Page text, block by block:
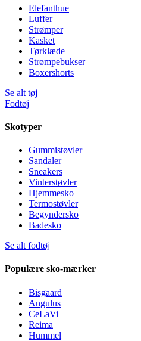
Elefanthue
Luffer
Strømper
Kasket
Tørklæde
Strømpebukser
Boxershorts
Se alt tøj
Fodtøj
Skotyper
Gummistøvler
Sandaler
Sneakers
Vinterstøvler
Hjemmesko
Termostøvler
Begyndersko
Badesko
Se alt fodtøj
Populære sko-mærker
Bisgaard
Angulus
CeLaVi
Reima
Hummel